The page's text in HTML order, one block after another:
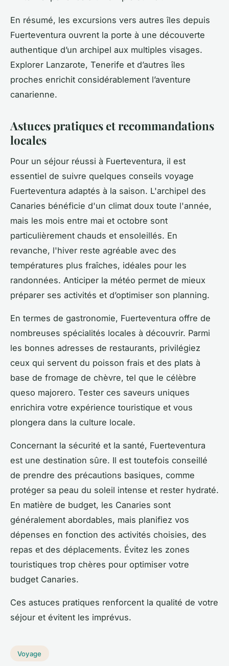
En résumé, les excursions vers autres îles depuis
Fuerteventura ouvrent la porte à une découverte
authentique d’un archipel aux multiples visages.
Explorer Lanzarote, Tenerife et d’autres îles
proches enrichit considérablement l’aventure
canarienne.
Astuces pratiques et recommandations
locales
Pour un séjour réussi à Fuerteventura, il est
essentiel de suivre quelques conseils voyage
Fuerteventura adaptés à la saison. L'archipel des
Canaries bénéficie d'un climat doux toute l'année,
mais les mois entre mai et octobre sont
particulièrement chauds et ensoleillés. En
revanche, l'hiver reste agréable avec des
températures plus fraîches, idéales pour les
randonnées. Anticiper la météo permet de mieux
préparer ses activités et d’optimiser son planning.
En termes de gastronomie, Fuerteventura offre de
nombreuses spécialités locales à découvrir. Parmi
les bonnes adresses de restaurants, privilégiez
ceux qui servent du poisson frais et des plats à
base de fromage de chèvre, tel que le célèbre
queso majorero. Tester ces saveurs uniques
enrichira votre expérience touristique et vous
plongera dans la culture locale.
Concernant la sécurité et la santé, Fuerteventura
est une destination sûre. Il est toutefois conseillé
de prendre des précautions basiques, comme
protéger sa peau du soleil intense et rester hydraté.
En matière de budget, les Canaries sont
généralement abordables, mais planifiez vos
dépenses en fonction des activités choisies, des
repas et des déplacements. Évitez les zones
touristiques trop chères pour optimiser votre
budget Canaries.
Ces astuces pratiques renforcent la qualité de votre
séjour et évitent les imprévus.
Voyage